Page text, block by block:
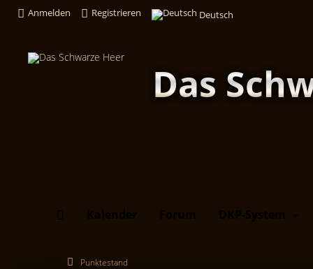
Anmelden Registrieren Deutsch
Das
Punktestand